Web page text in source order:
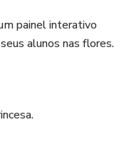
painel interativo
alunos nas flores.